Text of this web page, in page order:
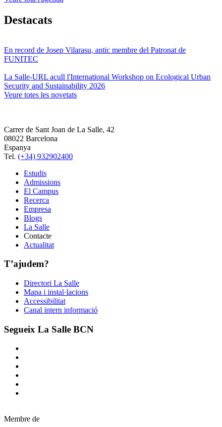
Destacats
En record de Josep Vilarasu, antic membre del Patronat de
FUNITEC
La Salle-URL acull l'International Workshop on Ecological Urban
Security and Sustainability 2026
Veure totes les novetats
Carrer de Sant Joan de La Salle, 42
08022 Barcelona
Espanya
Tel. (+34) 932902400
Estudis
Admissions
El Campus
Recerca
Empresa
Blogs
La Salle
Contacte
Actualitat
T’ajudem?
Directori La Salle
Mapa i instal·lacions
Accessibilitat
Canal intern informació
Segueix La Salle BCN
Membre de